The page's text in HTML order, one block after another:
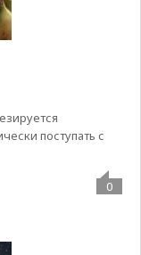
поступать с
0